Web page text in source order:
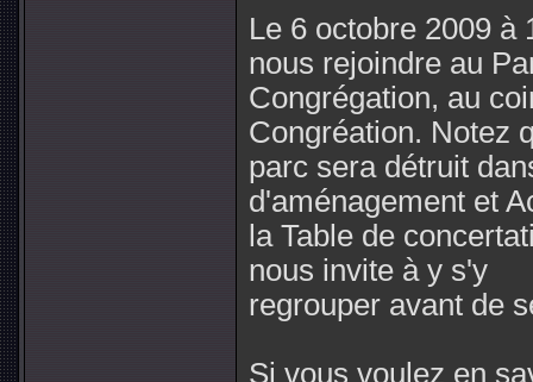
Le 6 octobre 2009 à
nous rejoindre au
Congrégation, au
Congréation. Notez
parc sera détruit
d'aménagement et
la Table de
nous invite à y s'y
regrouper avant de
Si vous voulez en